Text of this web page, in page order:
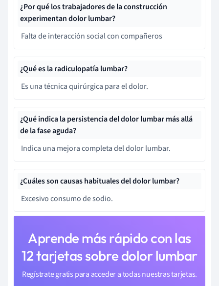
¿Por qué los trabajadores de la construcción
experimentan dolor lumbar?
Falta de interacción social con compañeros
¿Qué es la radiculopatía lumbar?
Es una técnica quirúrgica para el dolor.
¿Qué indica la persistencia del dolor lumbar más allá
de la fase aguda?
Indica una mejora completa del dolor lumbar.
¿Cuáles son causas habituales del dolor lumbar?
Excesivo consumo de sodio.
Aprende más rápido con las
12 tarjetas sobre dolor lumbar
Regístrate gratis para acceder a todas nuestras tarjetas.